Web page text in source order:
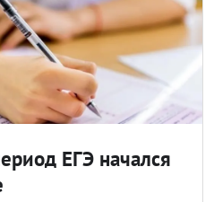
ЕГЭ начался